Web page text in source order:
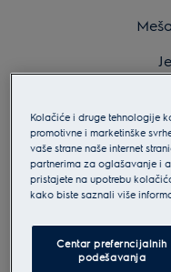
Kolačiće i druge tehnologije
promotivne i marketinške
vaše strane naše internet
partnerima za oglašavanje i
pristajete na upotrebu
kako biste saznali više
Centar preferncijalnih
podešavanja